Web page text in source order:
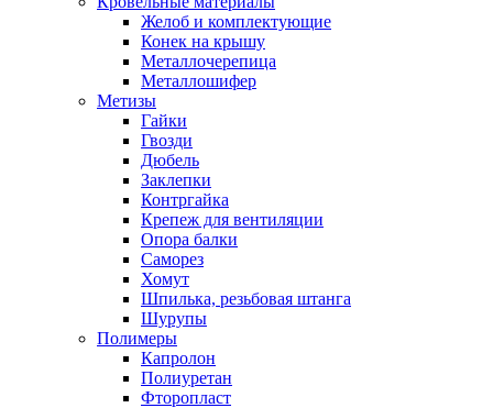
Желоб и комплектующие
Конек на крышу
Металлочерепица
Металлошифер
Метизы
Гайки
Гвозди
Дюбель
Заклепки
Контргайка
Крепеж для вентиляции
Опора балки
Саморез
Хомут
Шпилька, резьбовая штанга
Шурупы
Полимеры
Капролон
Полиуретан
Фторопласт